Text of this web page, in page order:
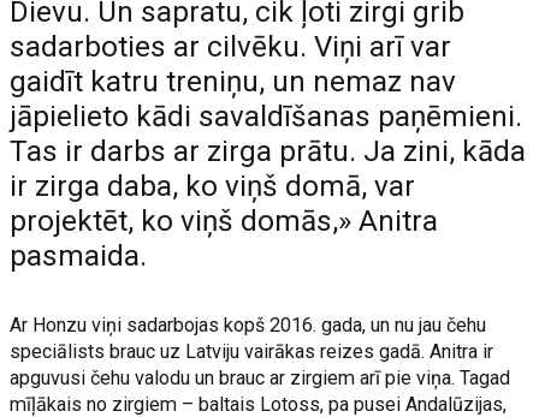
Dievu. Un sapratu, cik ļoti zirgi grib
sadarboties ar cilvēku. Viņi arī var
gaidīt katru treniņu, un nemaz nav
jāpielieto kādi savaldīšanas paņēmieni.
Tas ir darbs ar zirga prātu. Ja zini, kāda
ir zirga daba, ko viņš domā, var
projektēt, ko viņš domās,» Anitra
pasmaida.
Ar Honzu viņi sadarbojas kopš 2016. gada, un nu jau čehu
speciālists brauc uz Latviju vairākas reizes gadā. Anitra ir
apguvusi čehu valodu un brauc ar zirgiem arī pie viņa. Tagad
mīļākais no zirgiem – baltais Lotoss, pa pusei Andalūzijas,